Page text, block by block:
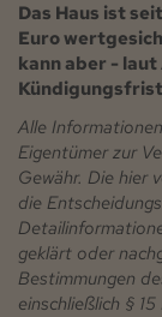
Das Haus ist
Euro
kann aber -
Alle
Eigentümer zur
Gewähr. Die hier
die
geklärt oder
Bestimmungen
einschließlich §